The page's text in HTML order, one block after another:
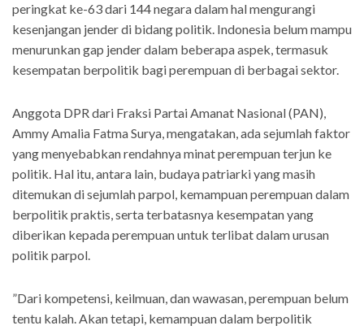
peringkat ke-63 dari 144 negara dalam hal mengurangi
kesenjangan jender di bidang politik. Indonesia belum mampu
menurunkan gap jender dalam beberapa aspek, termasuk
kesempatan berpolitik bagi perempuan di berbagai sektor.
Anggota DPR dari Fraksi Partai Amanat Nasional (PAN),
Ammy Amalia Fatma Surya, mengatakan, ada sejumlah faktor
yang menyebabkan rendahnya minat perempuan terjun ke
politik. Hal itu, antara lain, budaya patriarki yang masih
ditemukan di sejumlah parpol, kemampuan perempuan dalam
berpolitik praktis, serta terbatasnya kesempatan yang
diberikan kepada perempuan untuk terlibat dalam urusan
politik parpol.
”Dari kompetensi, keilmuan, dan wawasan, perempuan belum
tentu kalah. Akan tetapi, kemampuan dalam berpolitik